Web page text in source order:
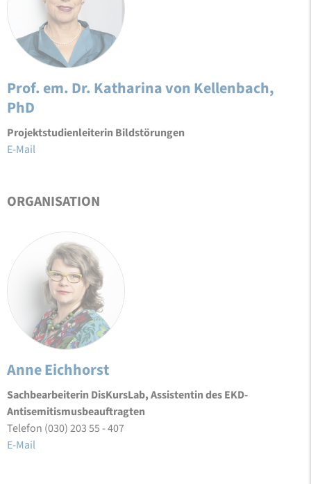
Prof. em. Dr. Katharina von Kellenbach,
PhD
Projektstudienleiterin Bildstörungen
E-Mail
ORGANISATION
Anne Eichhorst
Sachbearbeiterin DisKursLab, Assistentin des EKD-
Antisemitismusbeauftragten
Telefon (030) 203 55 - 407
E-Mail